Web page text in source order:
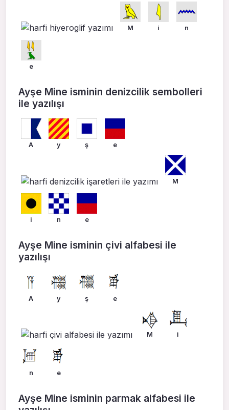
M i n
e
Ayşe Mine isminin denizcilik sembolleri
ile yazılışı
A y ş e
M
i n e
Ayşe Mine isminin çivi alfabesi ile
yazılışı
A y ş e
M i
n e
Ayşe Mine isminin parmak alfabesi ile